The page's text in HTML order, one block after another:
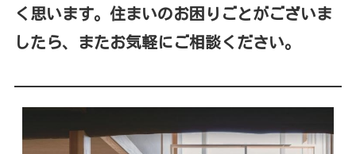
く思います。住まいのお困りごとがございま
したら、またお気軽にご相談ください。